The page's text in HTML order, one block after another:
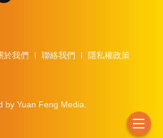
於我們 聯絡我們
隱私權政策
Yuan Feng Media.